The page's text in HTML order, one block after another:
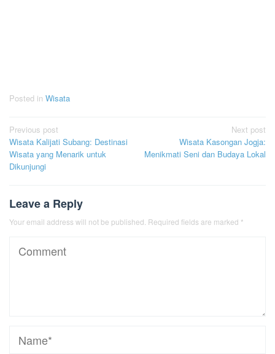
Posted in Wisata
Post
navigation
Previous post
Wisata Kalijati Subang: Destinasi
Wisata yang Menarik untuk
Dikunjungi
Next post
Wisata Kasongan Jogja:
Menikmati Seni dan Budaya Lokal
Leave a Reply
Your email address will not be published. Required fields are marked *